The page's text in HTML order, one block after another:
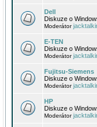
Dell
Diskuze o
Moderátor
E-TEN
Diskuze o
Moderátor
Fujitsu-Siemens
Diskuze o
Moderátor
HP
Diskuze o
Moderátor